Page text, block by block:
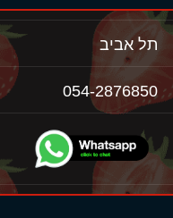
תל אביב
054-2876850